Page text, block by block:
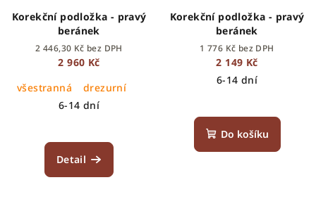
Korekční podložka - pravý
beránek
2 446,30 Kč bez DPH
2 960 Kč
všestranná
drezurní
6-14 dní
Detail
Korekční podložka - pravý
beránek
1 776 Kč bez DPH
2 149 Kč
6-14 dní
Do košíku